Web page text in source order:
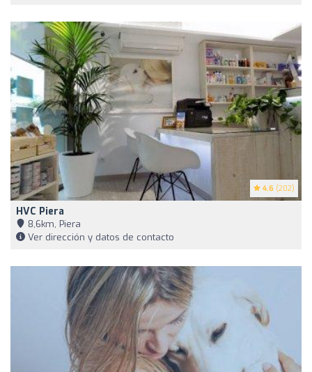
4.6 (202)
HVC Piera
8,6km, Piera
Ver dirección y datos de contacto